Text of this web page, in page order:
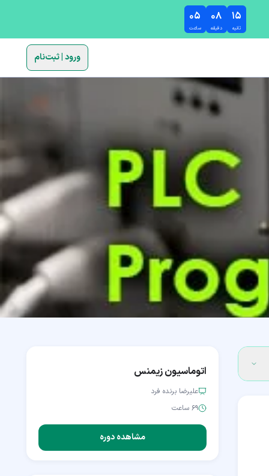
۰۵
ساعت
۰۸
دقیقه
۱۳
ثانیه
ورود | ثبت‌نام
اتوماسیون زیمنس
علیرضا برنده فرد
۶۹ ساعت
مشاهده دوره